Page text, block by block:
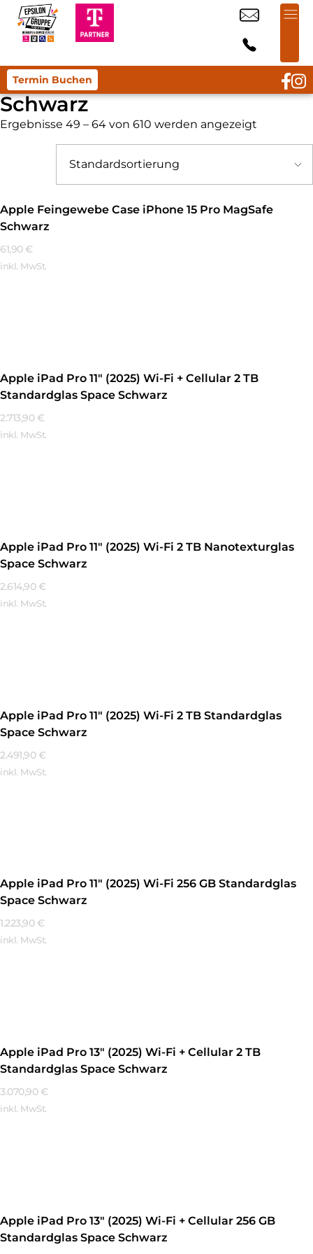
Termin Buchen
Schwarz
Ergebnisse 49 – 64 von 610 werden angezeigt
Apple Feingewebe Case iPhone 15 Pro MagSafe
Schwarz
61,90 €
inkl. MwSt.
Apple iPad Pro 11″ (2025) Wi-Fi + Cellular 2 TB
Standardglas Space Schwarz
2.713,90 €
inkl. MwSt.
Apple iPad Pro 11″ (2025) Wi-Fi 2 TB Nanotexturglas
Space Schwarz
2.614,90 €
inkl. MwSt.
Apple iPad Pro 11″ (2025) Wi-Fi 2 TB Standardglas
Space Schwarz
2.491,90 €
inkl. MwSt.
Apple iPad Pro 11″ (2025) Wi-Fi 256 GB Standardglas
Space Schwarz
1.223,90 €
inkl. MwSt.
Apple iPad Pro 13″ (2025) Wi-Fi + Cellular 2 TB
Standardglas Space Schwarz
3.070,90 €
inkl. MwSt.
Apple iPad Pro 13″ (2025) Wi-Fi + Cellular 256 GB
Standardglas Space Schwarz